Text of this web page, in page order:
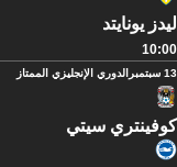
ليدز يونايتد
10:00
13 سبتمبر الدوري الإنجليزي الممتاز
كوفينتري سيتي